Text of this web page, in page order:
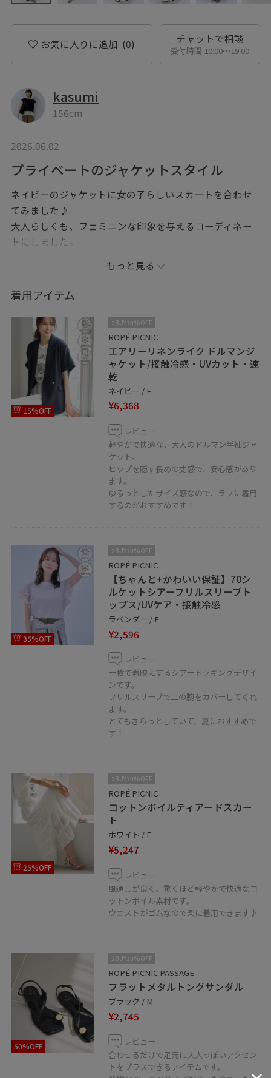
お気に入りに追加 (0) チャットで相談
受付時間 10:00〜19:00
kasumi
156cm
2026.06.02
プライベートのジャケットスタイル
ネイビーのジャケットに女の子らしいスカートを合わせ
てみました♪
大人らしくも、フェミニンな印象を与えるコーディネー
トにしました。
もっと見る
着用アイテム
15%OFF
2BUY10%OFF
ROPÉ PICNIC
エアリーリネンライク ドルマンジ
ャケット/接触冷感・UVカット・速
乾
ネイビー / F
¥6,368
レビュー
軽やかで快適な、大人のドルマン半袖ジャ
ケット。
ヒップを隠す長めの丈感で、安心感があり
ます。
ゆるっとしたサイズ感なので、ラフに着用
するのがおすすめです！
35%OFF
2BUY10%OFF
ROPÉ PICNIC
【ちゃんと+かわいい保証】70シ
ルケットシアーフリルスリーブト
ップス/UVケア・接触冷感
ラベンダー / F
¥2,596
レビュー
一枚で着映えするシアードッキングデザイ
ンです。
フリルスリーブで二の腕をカバーしてくれ
ます。
とてもさらっとしていて、夏におすすめで
す！
25%OFF
2BUY10%OFF
ROPÉ PICNIC
コットンボイルティアードスカー
ト
ホワイト / F
¥5,247
レビュー
風通しが良く、驚くほど軽やかで快適なコ
ットンボイル素材です。
ウエストがゴムなので楽に着用できます♪
50%OFF
2BUY10%OFF
ROPÉ PICNIC PASSAGE
フラットメタルトングサンダル
ブラック / M
¥2,745
レビュー
合わせるだけで足元に大人っぽいアクセン
トをプラスできるアイテムです。